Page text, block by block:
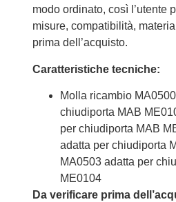
modo ordinato, così l’utente
misure, compatibilità,
prima dell’acquisto.
Caratteristiche tecniche:
Molla ricambio
chiudiporta MAB
per chiudiporta MAB
adatta per chiudiporta
MA0503 adatta per
ME0104
Da verificare prima